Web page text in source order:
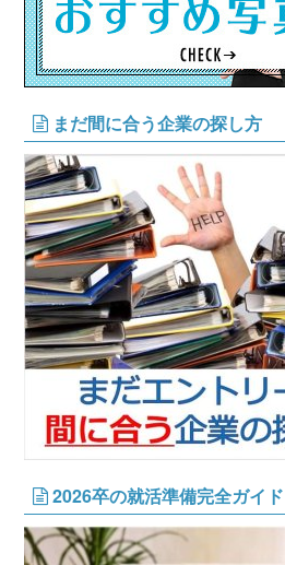
まだ間に合う企業の探し方
2026卒の就活準備完全ガイド